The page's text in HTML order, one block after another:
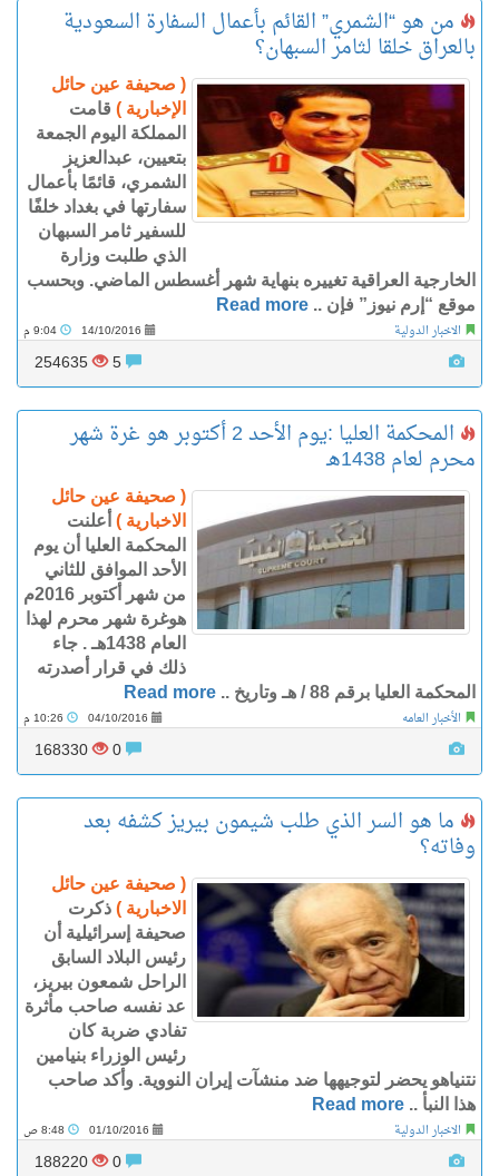
من هو “الشمري” القائم بأعمال السفارة السعودية
بالعراق خلقا لثامر السبهان؟
( صحيفة عين حائل
الإخبارية ) قامت
المملكة اليوم الجمعة
بتعيين، عبدالعزيز
الشمري، قائمًا بأعمال
سفارتها في بغداد خلفًا
للسفير ثامر السبهان
الذي طلبت وزارة
الخارجية العراقية تغييره بنهاية شهر أغسطس الماضي. وبحسب
موقع “إرم نيوز” فإن .. Read more
الاخبار الدولية 14/10/2016
254635
المحكمة العليا :يوم الأحد 2 أكتوبر هو غرة شهر
محرم لعام 1438هـ
( صحيفة عين حائل
الاخبارية ) أعلنت
المحكمة العليا أن يوم
الأحد الموافق للثاني
من شهر أكتوبر 2016م
هوغرة شهر محرم لهذا
العام 1438هـ . جاء
ذلك في قرار أصدرته
المحكمة العليا برقم 88 / هـ وتاريخ ..
Read more
الأخبار العامه 04/10/2016
168330
ما هو السر الذي طلب شيمون بيريز كشفه بعد
وفاته؟
( صحيفة عين حائل
الاخبارية ) ذكرت
صحيفة إسرائيلية أن
رئيس البلاد السابق
الراحل شمعون بيريز،
عد نفسه صاحب مأثرة
تفادي ضربة كان
رئيس الوزراء بنيامين
نتنياهو يحضر لتوجيهها ضد منشآت إيران النووية. وأكد صاحب
هذا النبأ .. Read more
الاخبار الدولية 01/10/2016
188220